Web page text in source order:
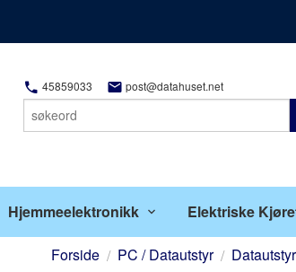
45859033 post@datahuset.net
Hjemmeelektronikk Elektriske
Forside PC / Datautstyr